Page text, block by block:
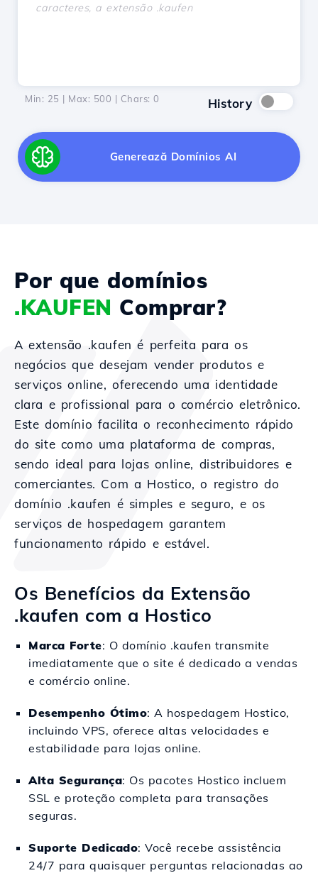
Min: 25 | Max: 500 | Chars: 0 History
Generează Domínios AI
Por que domínios
.KAUFEN Comprar?
A extensão .kaufen é perfeita para os
negócios que desejam vender produtos e
serviços online, oferecendo uma identidade
clara e profissional para o comércio eletrônico.
Este domínio facilita o reconhecimento rápido
do site como uma plataforma de compras,
sendo ideal para lojas online, distribuidores e
comerciantes. Com a Hostico, o registro do
domínio .kaufen é simples e seguro, e os
serviços de hospedagem garantem
funcionamento rápido e estável.
Os Benefícios da Extensão
.kaufen com a Hostico
Marca Forte: O domínio .kaufen transmite
imediatamente que o site é dedicado a vendas
e comércio online.
Desempenho Ótimo: A hospedagem Hostico,
incluindo VPS, oferece altas velocidades e
estabilidade para lojas online.
Alta Segurança: Os pacotes Hostico incluem
SSL e proteção completa para transações
seguras.
Suporte Dedicado: Você recebe assistência
24/7 para quaisquer perguntas relacionadas ao